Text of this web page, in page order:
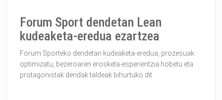
Forum Sport dendetan Lean
kudeaketa-eredua ezartzea
Forum Sporteko dendetan kudeaketa-eredua, prozesuak
optimizatu, bezeroaren erosketa-esperientzia hobetu eta
protagonistak dendak taldeak bihurtuko dit